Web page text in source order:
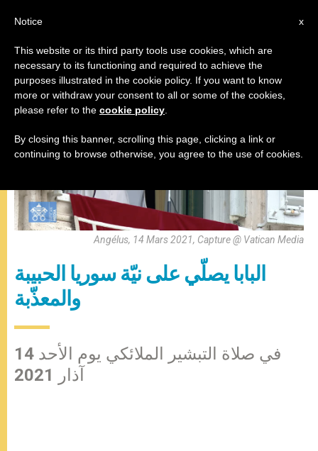
صلاة التبشير الملائكي
Angélus, 14 Mars 2021, Capture @ Vatican Media
البابا يصلّي على نيّة سوريا الحبيبة
والمعذّبة
في صلاة التبشير الملائكي يوم الأحد 14
آذار 2021
x
Notice
This website or its third party tools use cookies, which are
necessary to its functioning and required to achieve the
purposes illustrated in the cookie policy. If you want to know
more or withdraw your consent to all or some of the cookies,
please refer to the cookie policy
By closing this banner, scrolling this page, clicking a link or
continuing to browse otherwise, you agree to the use of cookies.